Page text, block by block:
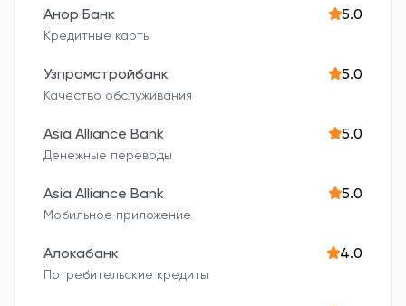
Анор Банк 5.0
Кредитные карты
Узпромстройбанк 5.0
Качество обслуживания
Asia Alliance Bank 5.0
Денежные переводы
Asia Alliance Bank 5.0
Мобильное приложение
Алокабанк 4.0
Потребительские кредиты